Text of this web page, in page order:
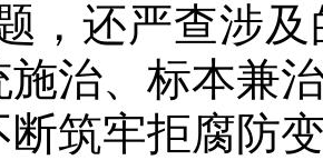
，还严查涉
施治、标本兼
断筑牢拒腐防